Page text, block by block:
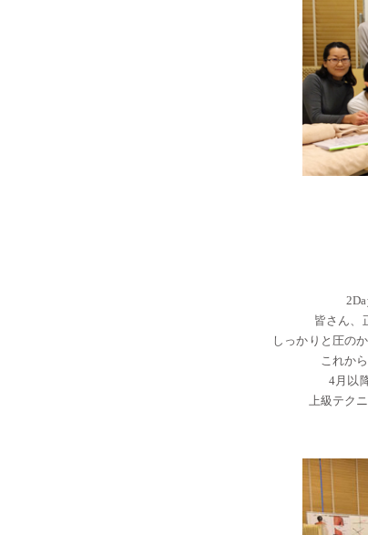
皆さん、
しっかりと圧の
これか
4月以
上級テク